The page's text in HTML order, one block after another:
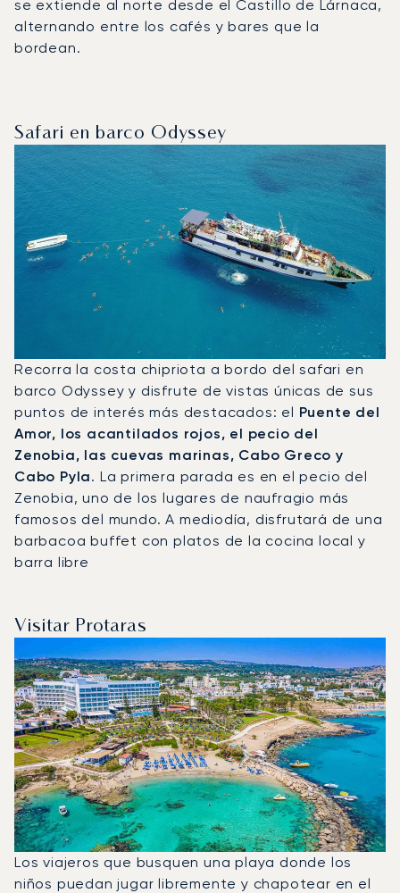
se extiende al norte desde el Castillo de Lárnaca,
alternando entre los cafés y bares que la
bordean.
Safari en barco Odyssey
Recorra la costa chipriota a bordo del safari en
barco Odyssey y disfrute de vistas únicas de sus
puntos de interés más destacados: el Puente del
Amor, los acantilados rojos, el pecio del
Zenobia, las cuevas marinas, Cabo Greco y
Cabo Pyla. La primera parada es en el pecio del
Zenobia, uno de los lugares de naufragio más
famosos del mundo. A mediodía, disfrutará de una
barbacoa buffet con platos de la cocina local y
barra libre
Visitar Protaras
Los viajeros que busquen una playa donde los
niños puedan jugar libremente y chapotear en el